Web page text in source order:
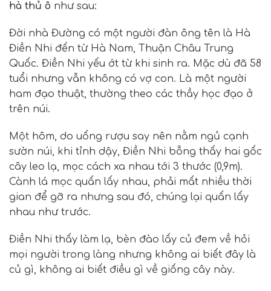
hà thủ ô như sau:
Đời nhà Đường có một người đàn ông tên là Hà
Điền Nhi đến từ Hà Nam, Thuận Châu Trung
Quốc. Điền Nhi yếu ớt từ khi sinh ra. Mặc dù đã 58
tuổi nhưng vẫn không có vợ con. Là một người
ham đạo thuật, thường theo các thầy học đạo ở
trên núi.
Một hôm, do uống rượu say nên nằm ngủ cạnh
sườn núi, khi tỉnh dậy, Điền Nhi bỗng thấy hai gốc
cây leo lạ, mọc cách xa nhau tới 3 thước (0,9m).
Cành lá mọc quấn lấy nhau, phải mất nhiều thời
gian để gỡ ra nhưng sau đó, chúng lại quấn lấy
nhau như trước.
Điền Nhi thấy làm lạ, bèn đào lấy củ đem về hỏi
mọi người trong làng nhưng không ai biết đây là
củ gì, không ai biết điều gì về giống cây này.